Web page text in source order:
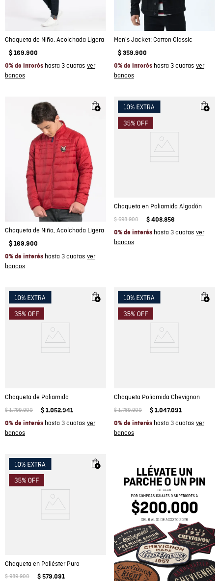
Chaqueta de Niño, Acolchada Ligera
$ 169.900
0% de interés hasta 3 cuotas
Men's Jacket: Cotton Classic
$ 359.900
0% de interés hasta 3 cuotas
Chaqueta de Niño, Acolchada Ligera
$ 169.900
0% de interés hasta 3 cuotas
Chaqueta en Poliamida Algodón
$ 698.900 $ 408.856
0% de interés hasta 3 cuotas
Chaqueta de Poliamida
$ 1.799.900 $ 1.052.941
0% de interés hasta 3 cuotas
Chaqueta Poliamida Chevignon
$ 1.789.900 $ 1.047.091
0% de interés hasta 3 cuotas
Chaqueta en Poliéster Puro
$ 989.900 $ 579.091